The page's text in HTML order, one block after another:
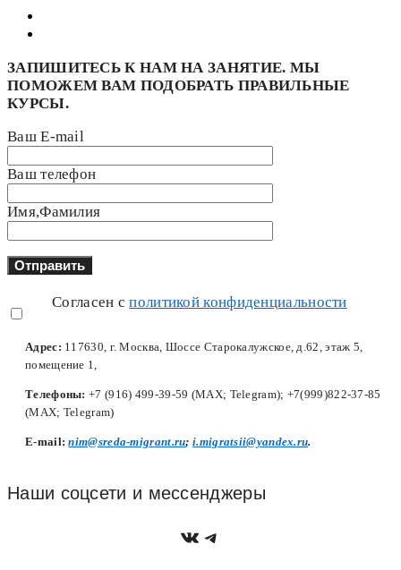
ЗАПИШИТЕСЬ К НАМ НА ЗАНЯТИЕ. МЫ
ПОМОЖЕМ ВАМ ПОДОБРАТЬ ПРАВИЛЬНЫЕ
КУРСЫ.
Ваш E-mail
Ваш телефон
Имя,Фамилия
Согласен сполитикой конфиденциальности
Адрес: 117630, г. Москва, Шоссе Старокалужское, д.62, этаж 5,
помещение 1,
Телефоны: +7 (916) 499-39-59 (MAX; Telegram); +7(999)822-37-85
(MAX; Telegram)
Е-mail:nim@sreda-migrant.ru;i.migratsii@yandex.ru.
Наши соцсети и мессенджеры
https://vk.com/
Telegram